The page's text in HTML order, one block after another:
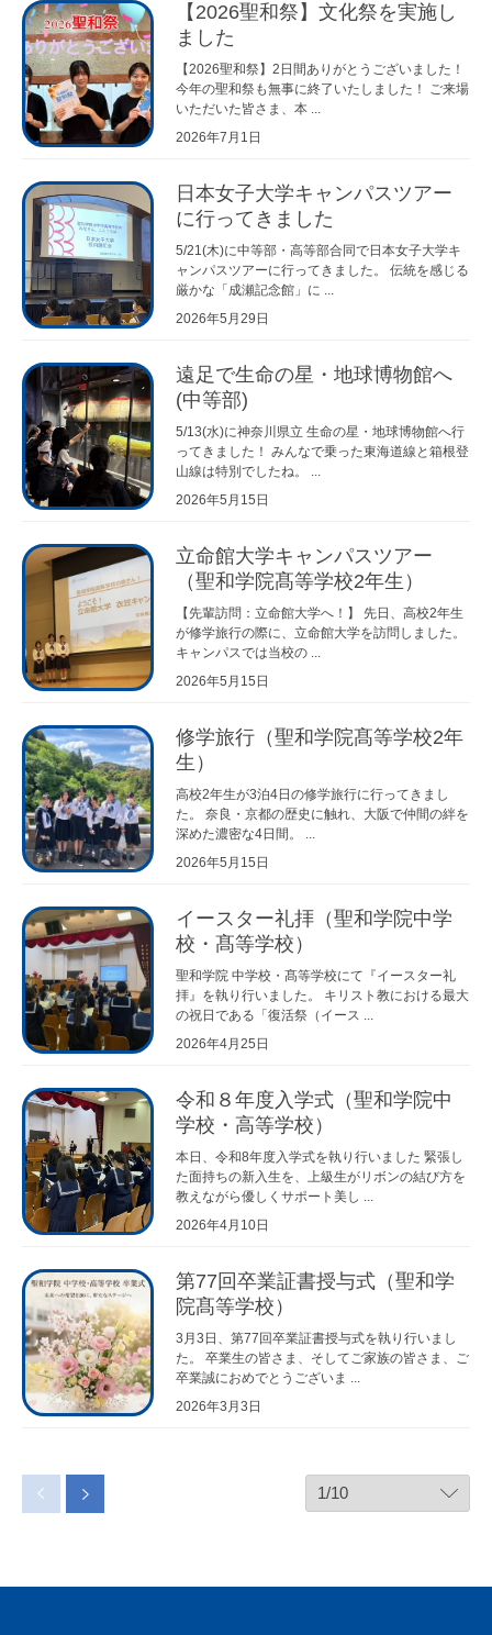
【2026聖和祭】文化祭を実施し
ました
【2026聖和祭】2日間ありがとうございました！
今年の聖和祭も無事に終了いたしました！ ご来場
いただいた皆さま、本 ...
2026年7月1日
日本女子大学キャンパスツアー
に行ってきました
5/21(木)に中等部・高等部合同で日本女子大学キ
ャンパスツアーに行ってきました。 伝統を感じる
厳かな「成瀬記念館」に ...
2026年5月29日
遠足で生命の星・地球博物館へ
(中等部)
5/13(水)に神奈川県立 生命の星・地球博物館へ行
ってきました！ みんなで乗った東海道線と箱根登
山線は特別でしたね。 ...
2026年5月15日
立命館大学キャンパスツアー
（聖和学院髙等学校2年生）
【先輩訪問：立命館大学へ！】 先日、高校2年生
が修学旅行の際に、立命館大学を訪問しました。
キャンパスでは当校の ...
2026年5月15日
修学旅行（聖和学院髙等学校2年
生）
高校2年生が3泊4日の修学旅行に行ってきまし
た。 奈良・京都の歴史に触れ、大阪で仲間の絆を
深めた濃密な4日間。 ...
2026年5月15日
イースター礼拝（聖和学院中学
校・髙等学校）
聖和学院 中学校・髙等学校にて『イースター礼
拝』を執り行いました。 キリスト教における最大
の祝日である「復活祭（イース ...
2026年4月25日
令和８年度入学式（聖和学院中
学校・高等学校）
本日、令和8年度入学式を執り行いました 緊張し
た面持ちの新入生を、上級生がリボンの結び方を
教えながら優しくサポート美し ...
2026年4月10日
第77回卒業証書授与式（聖和学
院髙等学校）
3月3日、第77回卒業証書授与式を執り行いまし
た。 卒業生の皆さま、そしてご家族の皆さま、ご
卒業誠におめでとうございま ...
2026年3月3日